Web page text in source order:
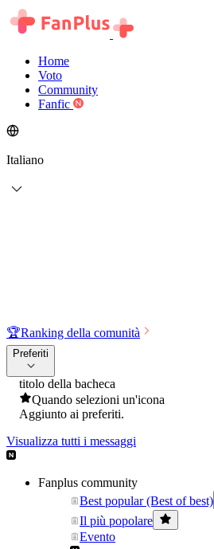
Home
Voto
Community
Fanfic
Italiano
🏆Ranking della comunità
Preferiti
titolo della bacheca
Quando selezioni un'icona
Aggiunto ai preferiti.
Visualizza tutti i messaggi
Fanplus community
Best popular (Best of best)
Il più popolare
Evento